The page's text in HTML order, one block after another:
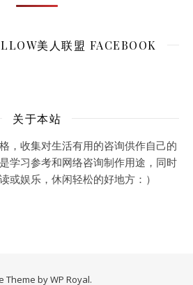
美人联盟 FACEBOOK
关于本站
，收集对生活有用的咨询供作自己的
学习参考和网络咨询制作用途，同时
或娱乐，休闲轻松的好地方：）
Theme byWP Royal.